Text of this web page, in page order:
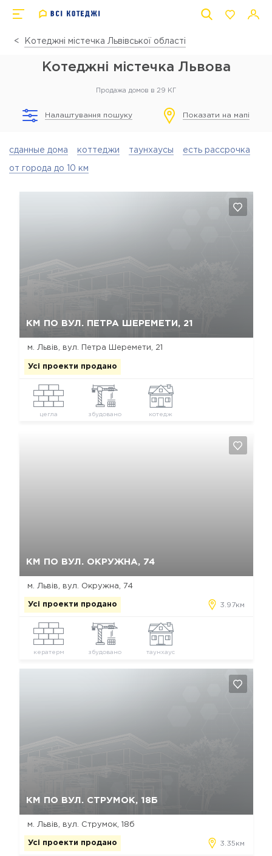
Котеджні містечка Львівської області
Котеджні містечка Львова
Продажа домов в 29 КГ
Налаштування пошуку Показати на мапі
сданные дома коттеджи таунхаусы есть рассрочка
от города до 10 км
КМ ПО ВУЛ. ПЕТРА ШЕРЕМЕТИ, 21
м. Львів, вул. Петра Шеремети, 21
Усі проекти продано
цегла збудовано котедж
КМ ПО ВУЛ. ОКРУЖНА, 74
м. Львів, вул. Окружна, 74
Усі проекти продано 3.97км
кератерм збудовано таунхаус
КМ ПО ВУЛ. СТРУМОК, 18Б
м. Львів, вул. Струмок, 18б
Усі проекти продано 3.35км